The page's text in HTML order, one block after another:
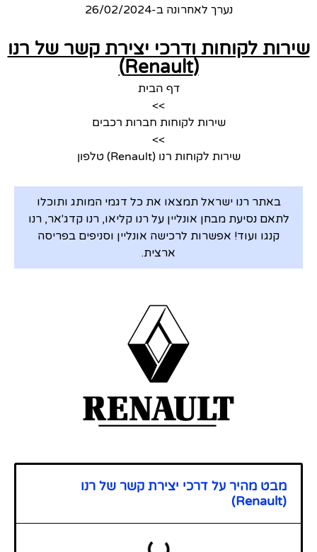
נערך לאחרונה ב-26/02/2024
שירות לקוחות ודרכי יצירת קשר של רנו
(Renault)
דף הבית
>>
שירות לקוחות חברות רכבים
>>
שירות לקוחות רנו (Renault) טלפון
באתר רנו ישראל תמצאו את כל דגמי המותג ותוכלו
לתאם נסיעת מבחן אונליין על רנו קליאו, רנו קדג'אר, רנו
קנגו ועוד! אפשרות לרכישה אונליין וסניפים בפריסה
ארצית.
מבט מהיר על דרכי יצירת קשר של רנו
(Renault)